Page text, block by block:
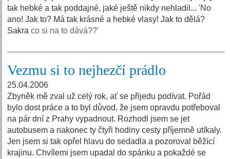
tak hebké a tak poddajné, jaké ještě nikdy nehladil... 'No
ano! Jak to? Má tak krásné a hebké vlasy! Jak to dělá?
Sakraco si na to dává??'
Vezmu si to nejhezčí prádlo
25.04.2006
Zbyněk mě zval už celý rok, ať se přijedu podívat. Pořád
bylo dost práce a to byl důvod, že jsem opravdu potřeboval
na pár dní z Prahy vypadnout. Rozhodl jsem se jet
autobusem a nakonec ty čtyři hodiny cesty příjemně utíkaly.
Jen jsem si tak opřel hlavu do sedadla a pozoroval běžící
krajinu. Chvílemi jsem upadal do spánku a pokaždé se